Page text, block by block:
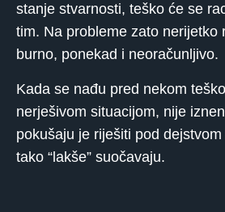
stanje stvarnosti, teško će se
tim. Na probleme zato nerijetko
burno, ponekad i neoračunljivo.
Kada se nađu pred nekom
nerješivom situacijom, nije
pokušaju je riješiti pod
tako “lakše” suočavaju.